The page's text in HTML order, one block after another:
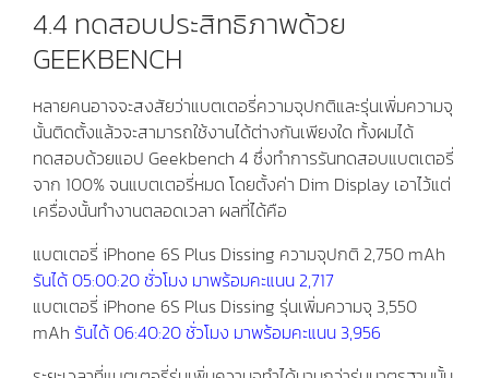
4.4 ทดสอบประสิทธิภาพด้วย
GEEKBENCH
หลายคนอาจจะสงสัยว่าแบตเตอรี่ความจุปกติและรุ่นเพิ่มความจุ
นั้นติดตั้งแล้วจะสามารถใช้งานได้ต่างกันเพียงใด ทั้งผมได้
ทดสอบด้วยแอป Geekbench 4 ซึ่งทำการรันทดสอบแบตเตอรี่
จาก 100% จนแบตเตอรี่หมด โดยตั้งค่า Dim Display เอาไว้แต่
เครื่องนั้นทำงานตลอดเวลา ผลที่ได้คือ
แบตเตอรี่ iPhone 6S Plus Dissing ความจุปกติ 2,750 mAh
รันได้ 05:00:20 ชั่วโมง มาพร้อมคะแนน 2,717
แบตเตอรี่ iPhone 6S Plus Dissing รุ่นเพิ่มความจุ 3,550
mAh รันได้ 06:40:20 ชั่วโมง มาพร้อมคะแนน 3,956